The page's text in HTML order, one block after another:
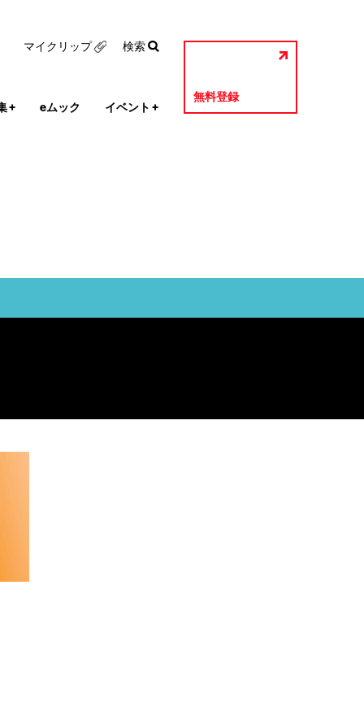
+ eムック イベント +
無料登録
マイクリップ 検索